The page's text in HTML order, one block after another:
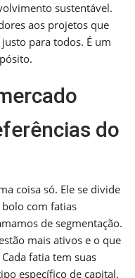
sustentável.
aos projetos que
para todos. É um
do
coisa só. Ele se divide
com fatias
de segmentação.
mais ativos e o que
fatia tem suas
específico de capital.